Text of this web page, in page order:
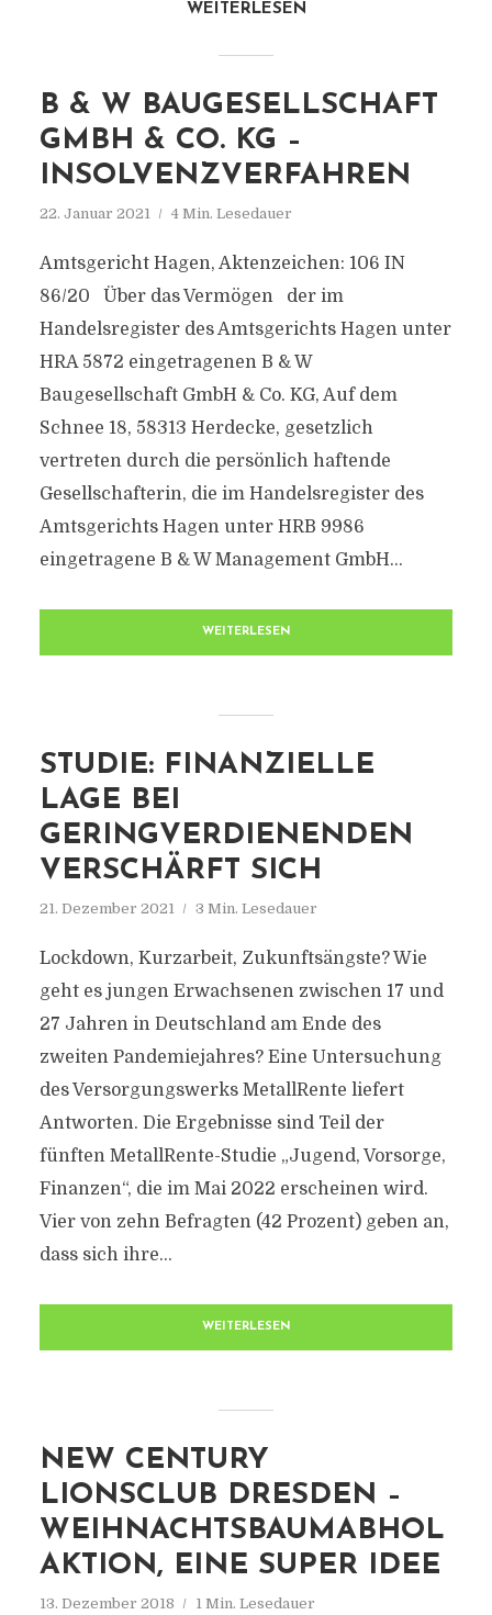
WEITERLESEN
B & W BAUGESELLSCHAFT
GMBH & CO. KG –
INSOLVENZVERFAHREN
22. Januar 2021 4 Min. Lesedauer
Amtsgericht Hagen, Aktenzeichen: 106 IN
86/20 Über das Vermögen der im
Handelsregister des Amtsgerichts Hagen unter
HRA 5872 eingetragenen B & W
Baugesellschaft GmbH & Co. KG, Auf dem
Schnee 18, 58313 Herdecke, gesetzlich
vertreten durch die persönlich haftende
Gesellschafterin, die im Handelsregister des
Amtsgerichts Hagen unter HRB 9986
eingetragene B & W Management GmbH...
WEITERLESEN
STUDIE: FINANZIELLE
LAGE BEI
GERINGVERDIENENDEN
VERSCHÄRFT SICH
21. Dezember 2021 3 Min. Lesedauer
Lockdown, Kurzarbeit, Zukunftsängste? Wie
geht es jungen Erwachsenen zwischen 17 und
27 Jahren in Deutschland am Ende des
zweiten Pandemiejahres? Eine Untersuchung
des Versorgungswerks MetallRente liefert
Antworten. Die Ergebnisse sind Teil der
fünften MetallRente-Studie „Jugend, Vorsorge,
Finanzen“, die im Mai 2022 erscheinen wird.
Vier von zehn Befragten (42 Prozent) geben an,
dass sich ihre...
WEITERLESEN
NEW CENTURY
LIONSCLUB DRESDEN –
WEIHNACHTSBAUMABHOL
AKTION, EINE SUPER IDEE
13. Dezember 2018 1 Min. Lesedauer